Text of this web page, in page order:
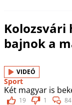
Kolozsvári
bajnok a
VIDEÓ
Sport
Két magyar is
19 1 84